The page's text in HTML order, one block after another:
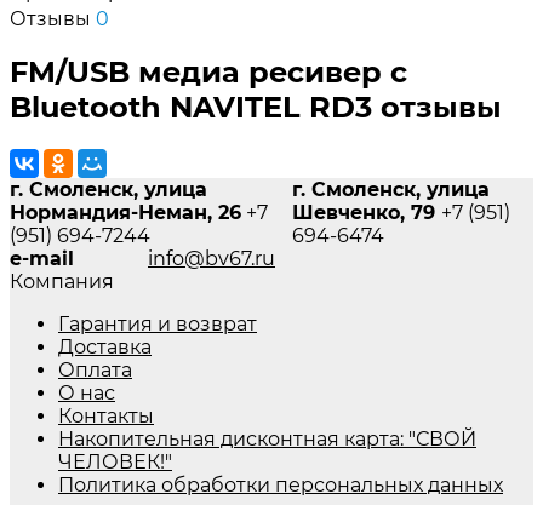
Отзывы 0
FM/USB медиа ресивер с
Bluetooth NAVITEL RD3 отзывы
г. Смоленск, улица
Нормандия-Неман, 26 +7
(951) 694-7244
г. Смоленск, улица
Шевченко, 79 +7 (951)
694-6474
e-mail
info@bv67.ru
Компания
Гарантия и возврат
Доставка
Оплата
О нас
Контакты
Накопительная дисконтная карта: "СВОЙ
ЧЕЛОВЕК!"
Политика обработки персональных данных